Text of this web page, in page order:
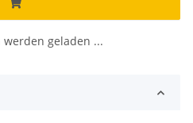
geladen ...